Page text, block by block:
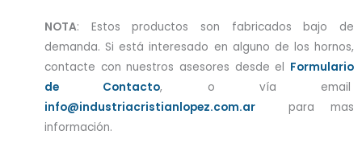
NOTA: Estos productos son fabricados bajo de
demanda. Si está interesado en alguno de los hornos,
contacte con nuestros asesores desde el Formulario
de Contacto, o vía email
info@industriacristianlopez.com.ar para mas
información.